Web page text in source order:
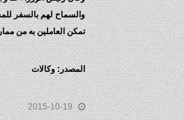
والسماح لهم بالسفر
تمكن العاملين به من
المصدر: وكالات
2015-10-19